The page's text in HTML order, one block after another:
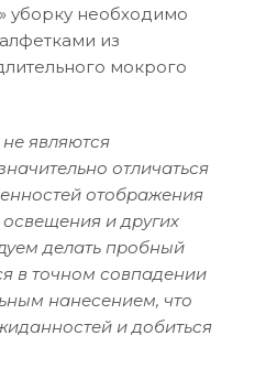
уборку необходимо
из
мокрого
являются
отличаться
отображения
и других
делать пробный
в точном совпадении
нанесением, что
и добиться